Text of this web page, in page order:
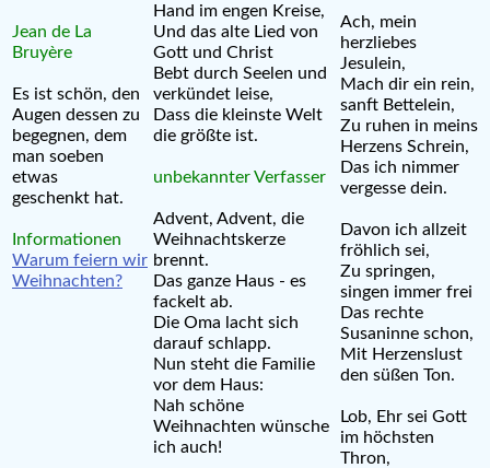
Jean de La
Bruyère
Es ist schön, den
Augen dessen zu
begegnen, dem
man soeben
etwas
geschenkt hat.
Informationen
Warum feiern wir
Weihnachten?
Hand im engen Kreise,
Und das alte Lied von
Gott und Christ
Bebt durch Seelen und
verkündet leise,
Dass die kleinste Welt
die größte ist.
unbekannter Verfasser
Advent, Advent, die
Weihnachtskerze
brennt.
Das ganze Haus - es
fackelt ab.
Die Oma lacht sich
darauf schlapp.
Nun steht die Familie
vor dem Haus:
Nah schöne
Weihnachten wünsche
ich auch!
Ach, mein
herzliebes
Jesulein,
Mach dir ein rein,
sanft Bettelein,
Zu ruhen in meins
Herzens Schrein,
Das ich nimmer
vergesse dein.
Davon ich allzeit
fröhlich sei,
Zu springen,
singen immer frei
Das rechte
Susaninne schon,
Mit Herzenslust
den süßen Ton.
Lob, Ehr sei Gott
im höchsten
Thron,